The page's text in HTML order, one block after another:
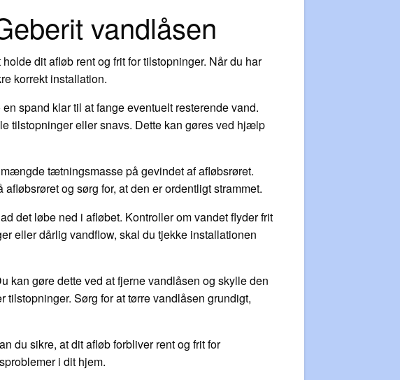
vandlåsen
dit afløb rent og frit for tilstopninger. Når du har
korrekt installation.
spand klar til at fange eventuelt resterende vand.
tilstopninger eller snavs. Dette kan gøres ved hjælp
tætningsmasse på gevindet af afløbsrøret.
og sørg for, at den er ordentligt strammet.
det løbe ned i afløbet. Kontroller om vandet flyder frit
eller dårlig vandflow, skal du tjekke installationen
kan gøre dette ved at fjerne vandlåsen og skylle den
Sørg for at tørre vandlåsen grundigt,
du sikre, at dit afløb forbliver rent og frit for
i dit hjem.